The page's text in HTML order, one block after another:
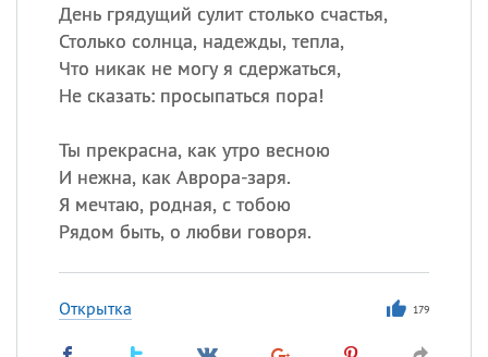
День грядущий сулит столько счастья,
Столько солнца, надежды, тепла,
Что никак не могу я сдержаться,
Не сказать: просыпаться пора!
Ты прекрасна, как утро весною
И нежна, как Аврора-заря.
Я мечтаю, родная, с тобою
Рядом быть, о любви говоря.
Открытка 179
рисового пудинга
09.08 День Дымняшки
(Smokey Bear Day)
Сегодня празднуют именины
Сергей, Теодор,